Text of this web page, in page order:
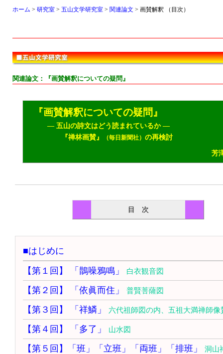
ホーム > 研究室 > 五山文学研究室 > 関連論文 > 画賛解釈 （目次）
関連論文：『画賛解釈についての疑問』
『画賛解釈についての疑問』
― 五山の詩文はどう読まれているか ―
『禅林画賛』
（毎日新聞社） の再検討
芳
目 次
■はじめに
【第１回】 「鵲噪鴉鳴」
白衣観音図
【第２回】 「依眞而住」 普賢菩薩図
【第３回】 「祥鱗」 六代祖師図の内、五祖大満禅師像
【第４回】 「多了」 山水図
【第５回】「班」「立班」「両班」「排班」 洞山